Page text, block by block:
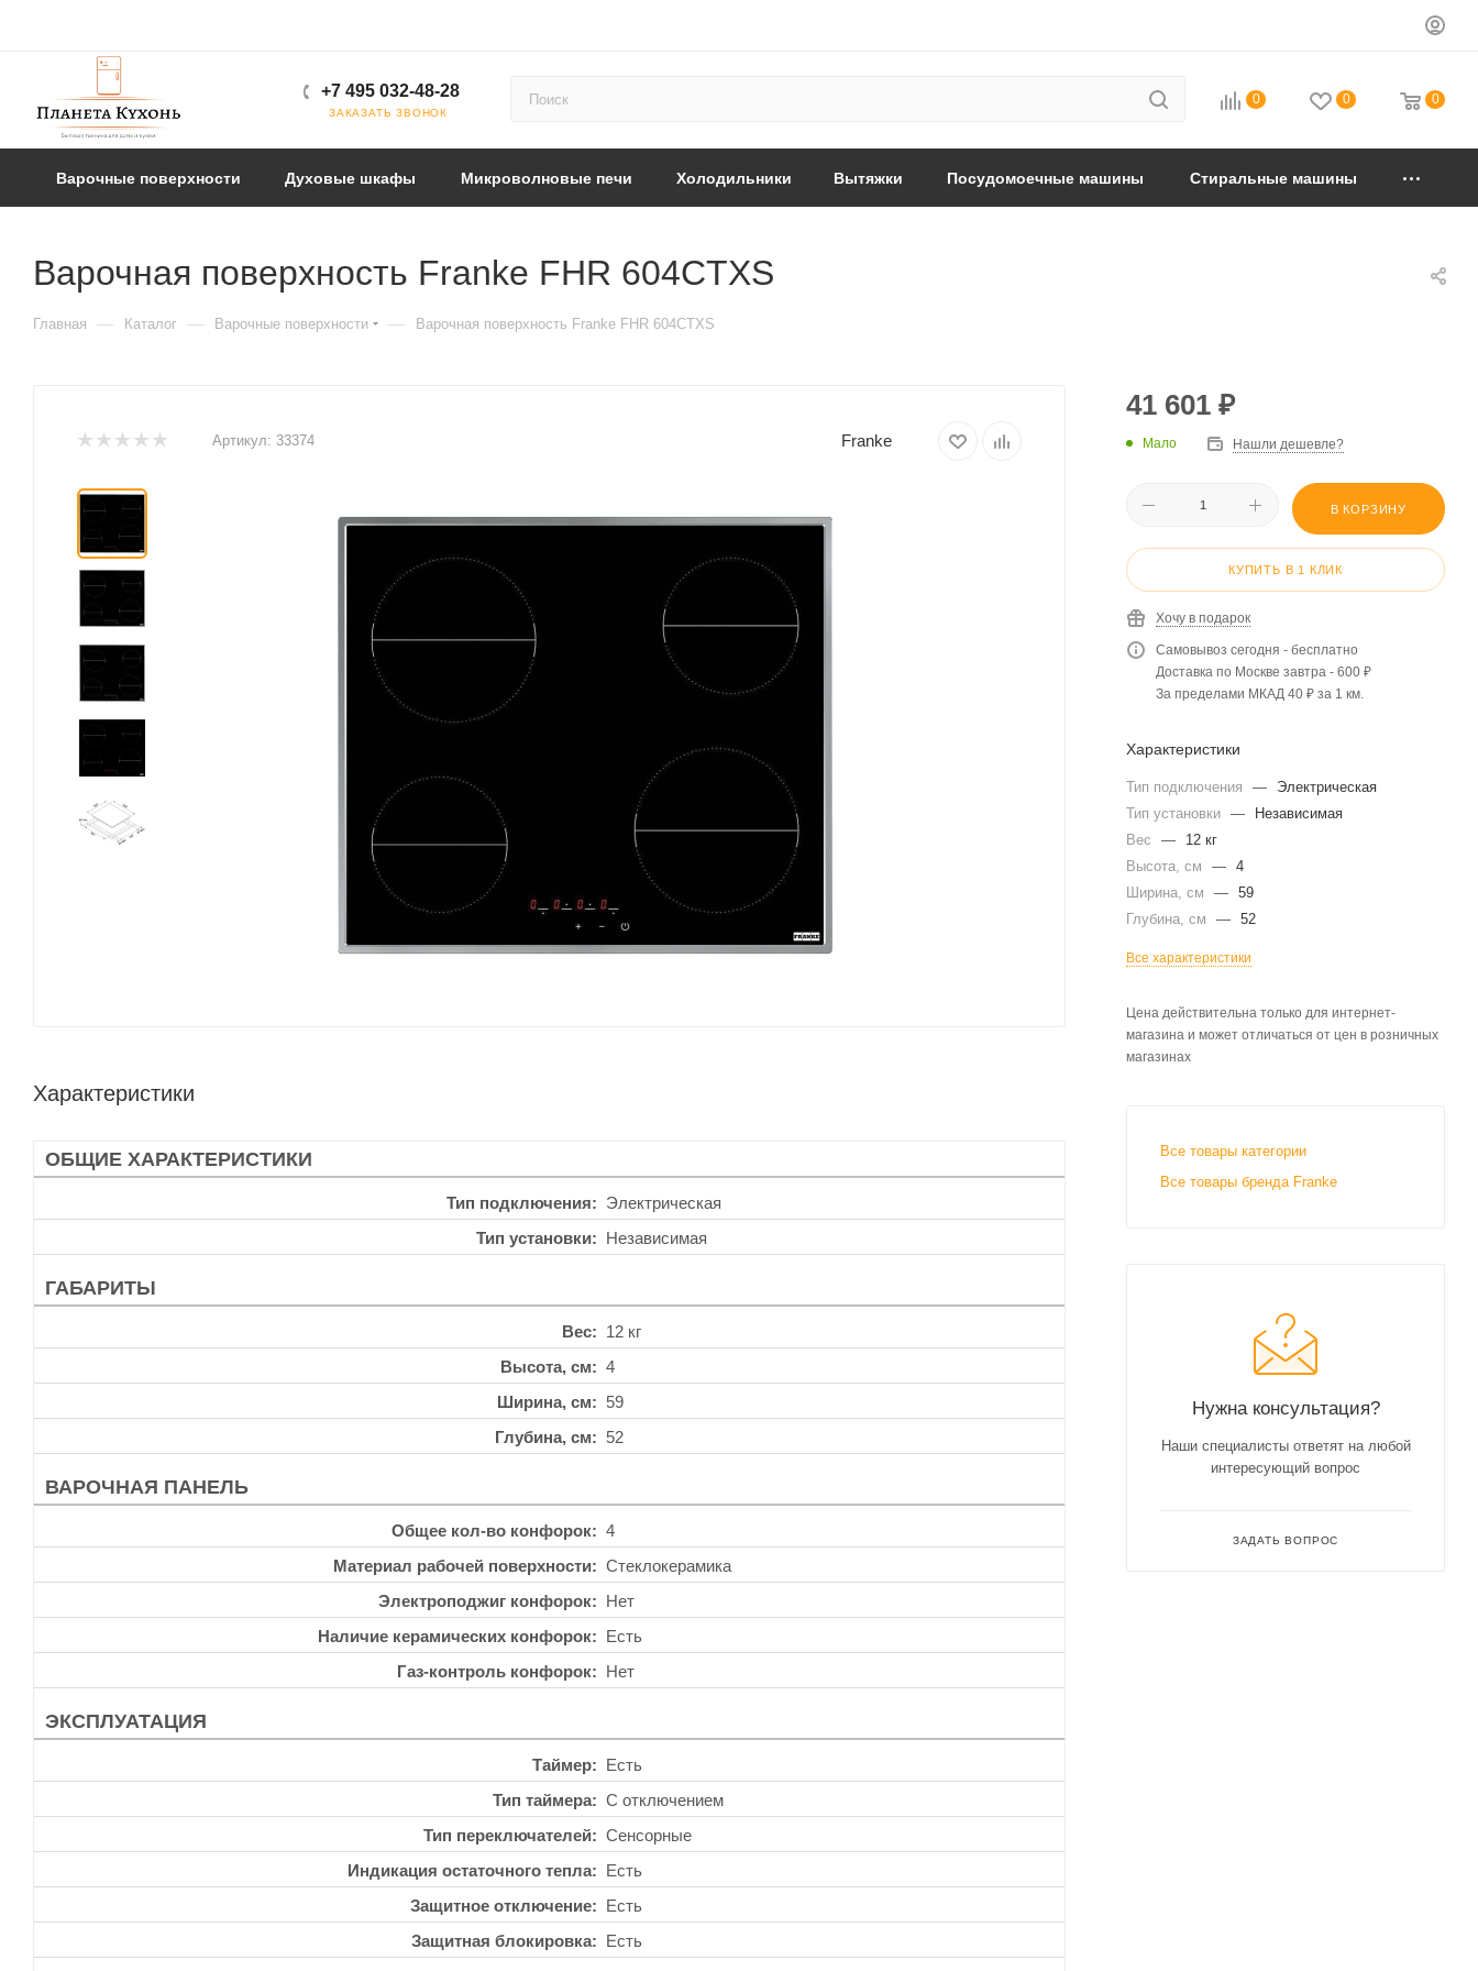
+7 495 032-48-28
ЗАКАЗАТЬ ЗВОНОК
0 0 0
Варочные поверхности Духовые шкафы Микроволновые печи Холодильники Вытяжки Посудомоечные машины Стиральные машины
Варочная поверхность Franke FHR 604CTXS
Главная — Каталог — Варочные поверхности — Варочная поверхность Franke FHR 604CTXS
Артикул: 33374 Franke
Характеристики
ОБЩИЕ ХАРАКТЕРИСТИКИ
Тип подключения
Электрическая
Тип установки
Независимая
ГАБАРИТЫ
Вес
12 кг
Высота, см
4
Ширина, см
59
Глубина, см
52
ВАРОЧНАЯ ПАНЕЛЬ
Общее кол-во конфорок
4
Материал рабочей поверхности
Стеклокерамика
Электроподжиг конфорок
Нет
Наличие керамических конфорок
Есть
Газ-контроль конфорок
Нет
ЭКСПЛУАТАЦИЯ
Таймер
Есть
Тип таймера
С отключением
Тип переключателей
Сенсорные
Индикация остаточного тепла
Есть
Защитное отключение
Есть
Защитная блокировка
Есть
41 601 ₽
Мало Нашли дешевле?
В КОРЗИНУ
КУПИТЬ В 1 КЛИК
Хочу в подарок
Самовывоз сегодня - бесплатно
Доставка по Москве завтра - 600 ₽
За пределами МКАД 40 ₽ за 1 км.
Характеристики
Тип подключения —
Электрическая
Тип установки —
Независимая
Вес
—
12 кг
Высота, см
— 4
Ширина, см
— 59
Глубина, см
— 52
Все характеристики
Цена действительна только для интернет-
магазина и может отличаться от цен в розничных
магазинах
Все товары категории
Все товары бренда Franke
Нужна консультация?
Наши специалисты ответят на любой
интересующий вопрос
ЗАДАТЬ ВОПРОС